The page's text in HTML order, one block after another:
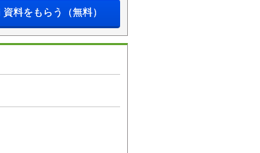
資料をもらう（無料）